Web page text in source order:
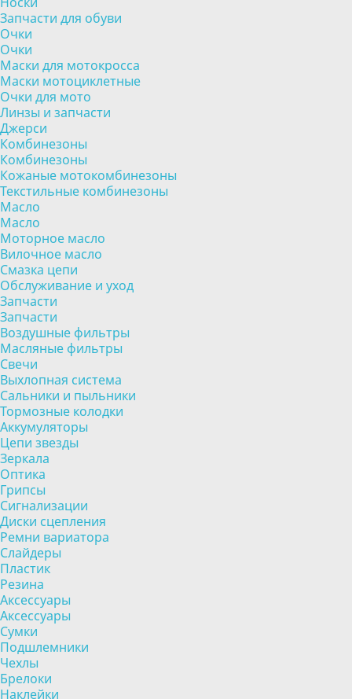
Запчасти для обуви
Очки
Очки
Маски для мотокросса
Маски мотоциклетные
Очки для мото
Линзы и запчасти
Джерси
Комбинезоны
Комбинезоны
Кожаные мотокомбинезоны
Текстильные комбинезоны
Масло
Масло
Моторное масло
Вилочное масло
Смазка цепи
Обслуживание и уход
Запчасти
Запчасти
Воздушные фильтры
Масляные фильтры
Свечи
Выхлопная система
Сальники и пыльники
Тормозные колодки
Аккумуляторы
Цепи звезды
Зеркала
Оптика
Грипсы
Сигнализации
Диски сцепления
Ремни вариатора
Слайдеры
Пластик
Резина
Аксессуары
Аксессуары
Сумки
Подшлемники
Чехлы
Брелоки
Наклейки